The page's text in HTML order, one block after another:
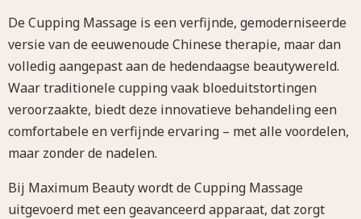
De Cupping Massage is een verfijnde, gemoderniseerde
versie van de eeuwenoude Chinese therapie, maar dan
volledig aangepast aan de hedendaagse beautywereld.
Waar traditionele cupping vaak bloeduitstortingen
veroorzaakte, biedt deze innovatieve behandeling een
comfortabele en verfijnde ervaring – met alle voordelen,
maar zonder de nadelen.
Bij Maximum Beauty wordt de Cupping Massage
uitgevoerd met een geavanceerd apparaat, dat zorgt